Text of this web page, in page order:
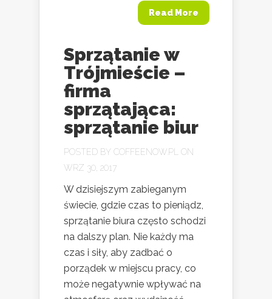
Read More
Sprzątanie w
Trójmieście –
firma
sprzątająca:
sprzątanie biur
POSTED BY COFFEENOW.PL
ON
WRZ 30, 2017
W dzisiejszym zabieganym
świecie, gdzie czas to pieniądz,
sprzątanie biura często schodzi
na dalszy plan. Nie każdy ma
czas i siły, aby zadbać o
porządek w miejscu pracy, co
może negatywnie wpływać na